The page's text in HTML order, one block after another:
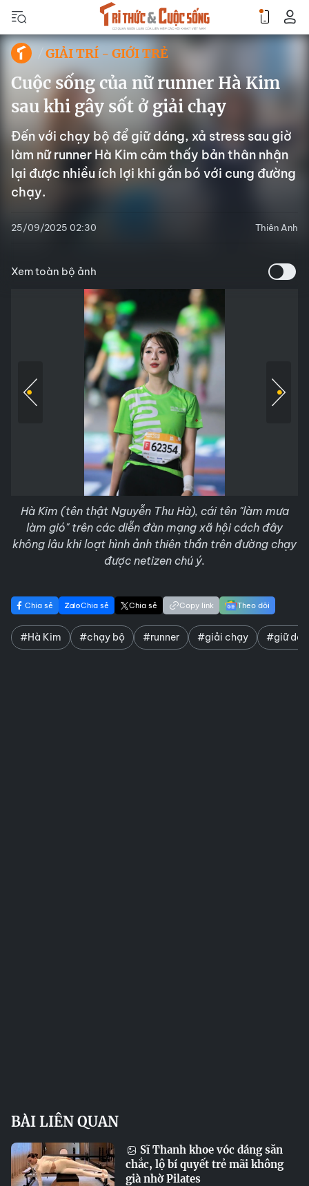
GIẢI TRÍ - GIỚI TRẺ
Cuộc sống của nữ runner Hà Kim
sau khi gây sốt ở giải chạy
Đến với chạy bộ để giữ dáng, xả stress sau giờ
làm nữ runner Hà Kim cảm thấy bản thân nhận
lại được nhiều ích lợi khi gắn bó với cung đường
chạy.
25/09/2025 02:30 Thiên Anh
Xem toàn bộ ảnh
Hà Kim (tên thật Nguyễn Thu Hà), cái tên "làm mưa
làm gió" trên các diễn đàn mạng xã hội cách đây
không lâu khi loạt hình ảnh thiên thần trên đường chạy
được netizen chú ý.
Chia sẻ Chia sẻ Chia sẻ Copy link Theo dõi
#Hà Kim #chạy bộ #runner #giải chạy #giữ
BÀI LIÊN QUAN
Sĩ Thanh khoe vóc dáng săn
chắc, lộ bí quyết trẻ mãi không
già nhờ Pilates